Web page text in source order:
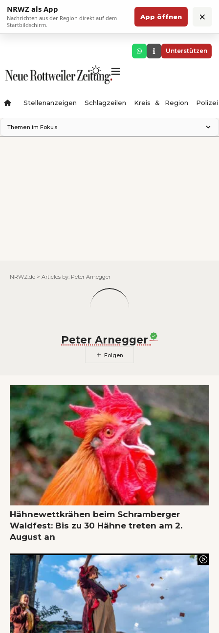
NRWZ als App
Nachrichten aus der Region direkt auf dem
Startbildschirm.
App öffnen ×
Unterstützen
Stellenanzeigen Schlagzeilen Kreis & Region Polizei
Themen im Fokus
NRWZ.de > Articles by: Peter Arnegger
Peter Arnegger
Hähnewettkrähen beim Schramberger
Waldfest: Bis zu 30 Hähne treten am 2.
August an